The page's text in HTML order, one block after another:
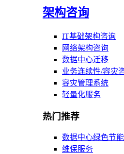
架构咨询
IT基础架构咨询
网络架构咨询
数据中心迁移
业务连续性/容灾
容灾管理系统
轻量化服务
热门推荐
数据中心绿色节能
维保服务